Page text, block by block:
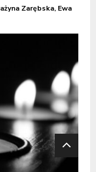
Zarębska, Ewa